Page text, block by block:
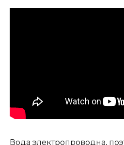
Вода электропроводна,